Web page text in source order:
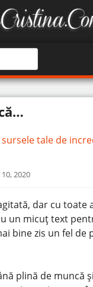
tale de
2020
dar cu toate
un micuț text
bine zis un fel de
plină de muncă